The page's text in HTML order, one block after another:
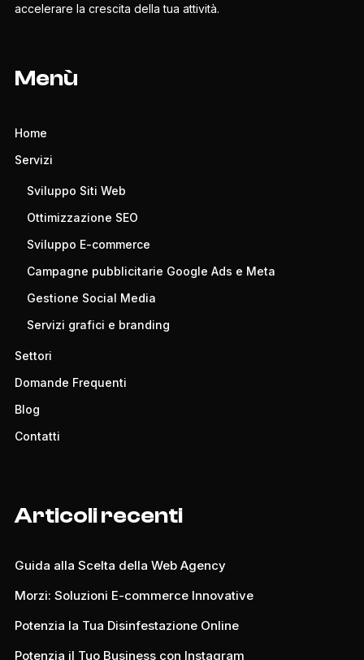
accelerare la crescita della tua attività.
Menù
Home
Servizi
Sviluppo Siti Web
Ottimizzazione SEO
Sviluppo E-commerce
Campagne pubblicitarie Google Ads e Meta
Gestione Social Media
Servizi grafici e branding
Settori
Domande Frequenti
Blog
Contatti
Articoli recenti
Guida alla Scelta della Web Agency
Morzi: Soluzioni E-commerce Innovative
Potenzia la Tua Disinfestazione Online
Potenzia il Tuo Business con Instagram